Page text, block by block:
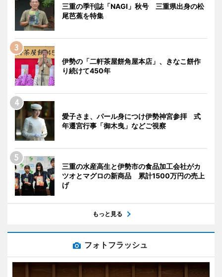
三重の季刊誌「NAGI」秋号 三重県出身の松
尾芭蕉を特集
伊勢の「二軒茶屋餅角屋本店」、きなこ餅作
り続けて450年
愛子さま、パール身につけ伊勢神宮参拝 式
年遷宮行事「御木曳」などご視察
三重の水産高生と伊勢市の食品加工会社がカ
ツオとマグロの新商品 累計1500万円の売上
げ
もっと見る
フォトフラッシュ